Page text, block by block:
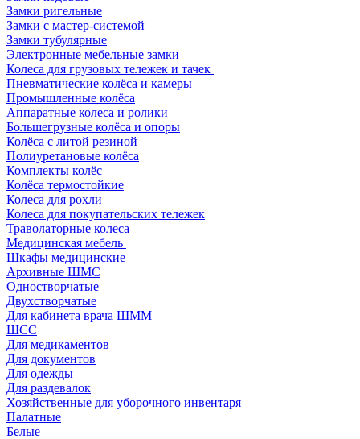
Замки ригельные
Замки с мастер-системой
Замки тубулярные
Электронные мебельные замки
Колеса для грузовых тележек и тачек
Пневматические колёса и камеры
Промышленные колёса
Аппаратные колеса и ролики
Большегрузные колёса и опоры
Колёса с литой резиной
Полиуретановые колёса
Комплекты колёс
Колёса термостойкие
Колеса для рохли
Колеса для покупательских тележек
Траволаторные колеса
Медицинская мебель
Шкафы медицинские
Архивные ШМС
Одностворчатые
Двухстворчатые
Для кабинета врача ШММ
ШСС
Для медикаментов
Для документов
Для одежды
Для раздевалок
Хозяйственные для уборочного инвентаря
Палатные
Белые